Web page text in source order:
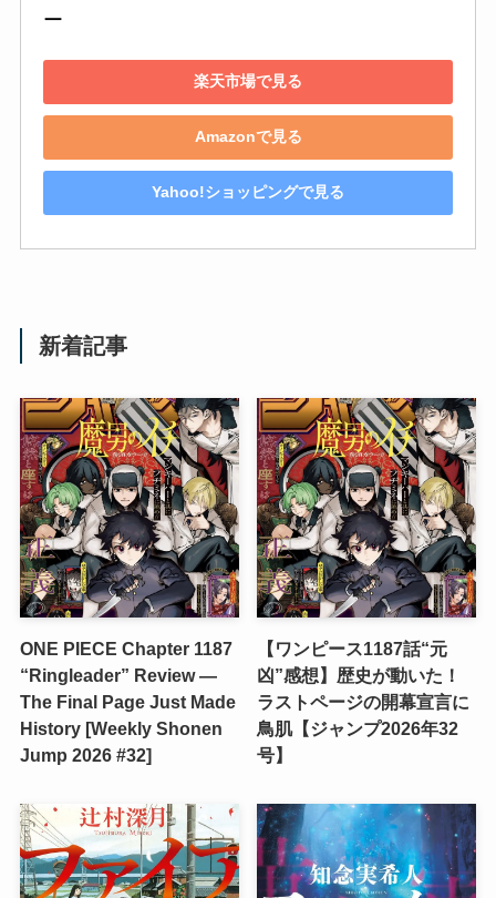
ー
楽天市場で見る
Amazonで見る
Yahoo!ショッピングで見る
新着記事
ONE PIECE Chapter 1187
“Ringleader” Review —
The Final Page Just Made
History [Weekly Shonen
Jump 2026 #32]
【ワンピース1187話“元
凶”感想】歴史が動いた！
ラストページの開幕宣言に
鳥肌【ジャンプ2026年32
号】